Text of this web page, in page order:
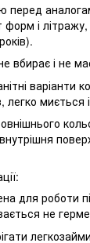
перед
і
вбирає і не
варіанти
легко миється
внутрішня
для роботи
не